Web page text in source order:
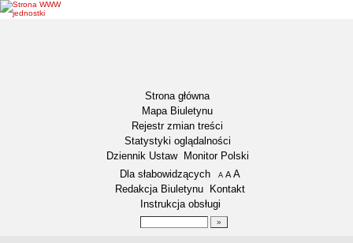
Strona główna
Mapa Biuletynu
Rejestr zmian treści
Statystyki oglądalności
Dziennik Ustaw
Monitor Polski
Menu dodatkowe
Dla słabowidzących A pomniejsz czcionkę
A standardowy rozmiar czcionki
A
Redakcja Biuletynu
Kontakt
Instrukcja obsługi